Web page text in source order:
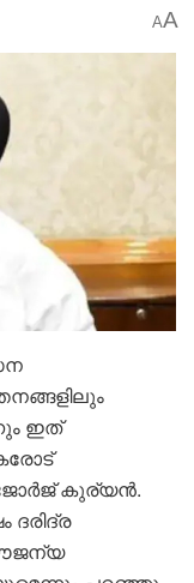
AA
ഇത്
ജോര്‍ജ് കുര്യന്‍.